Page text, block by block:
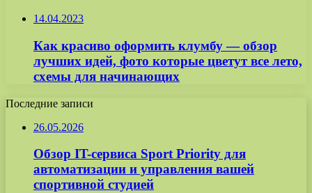
14.04.2023
Как красиво оформить клумбу — обзор
лучших идей, фото которые цветут все лето,
схемы для начинающих
Последние записи
26.05.2026
Обзор IT-сервиса Sport Priority для
автоматизации и управления вашей
спортивной студией